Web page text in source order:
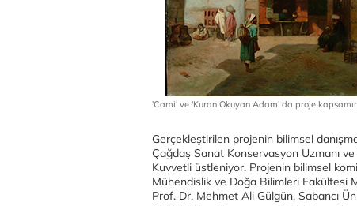
'Cami' ve 'Kuran Okuyan Adam' da proje
Gerçekleştirilen projenin bilimsel
Çağdaş Sanat Konservasyon Uzmanı
Kuvvetli üstleniyor. Projenin bilimsel
Mühendislik ve Doğa Bilimleri Fakültesi
Prof. Dr. Mehmet Ali Gülgün, Sabancı